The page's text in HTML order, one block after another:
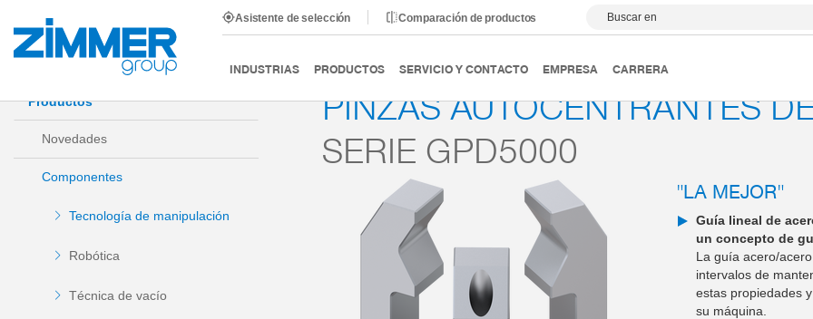
Asistente de selección Comparación de productos Buscar en
INDUSTRIAS PRODUCTOS SERVICIO Y CONTACTO EMPRESA CARRERA
Inicio Productos Componentes Tecnología de manipulación Pinzas autocentrantes de tres dedos Serie
Productos
Novedades
Componentes
Tecnología de manipulación
Robótica
Técnica de vacío
PINZAS AUTOCENTRANTES
SERIE GPD5000
"LA MEJOR"
Guía lineal de
un concepto de
La guía acero/
intervalos de
estas propiedades
su máquina.